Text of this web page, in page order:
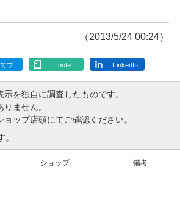
（2013/5/24 00:24）
ブ note LinkedIn
を独自に調査したものです。
ません。
ップ店頭にてご確認ください。
ショップ 備考